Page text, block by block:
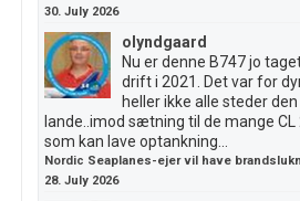
30. July 2026
olyndgaard
Nu er denne B747 jo
drift i 2021. Det var for
heller ikke alle steder den
lande..imod sætning til de mange
som kan lave optankning...
Nordic Seaplanes-ejer vil have
28. July 2026